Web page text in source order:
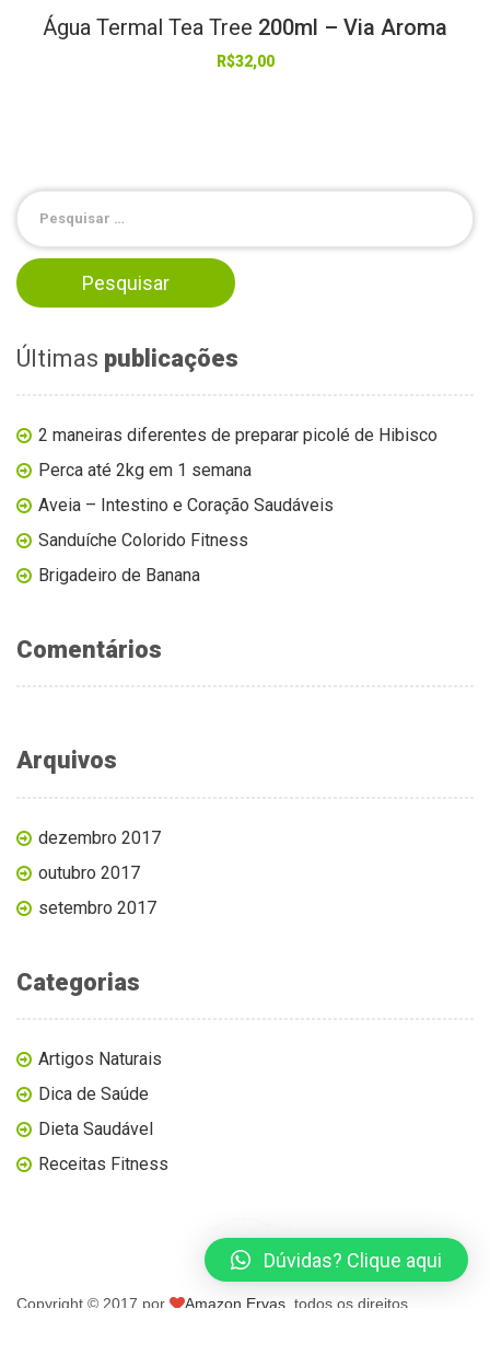
Água Termal Tea Tree 200ml – Via Aroma
R$32,00
Últimas publicações
2 maneiras diferentes de preparar picolé de Hibisco
Perca até 2kg em 1 semana
Aveia – Intestino e Coração Saudáveis
Sanduíche Colorido Fitness
Brigadeiro de Banana
Comentários
Arquivos
dezembro 2017
outubro 2017
setembro 2017
Categorias
Artigos Naturais
Dica de Saúde
Dieta Saudável
Receitas Fitness
Copyright © 2017 por Amazon Ervas , todos os direitos
Dúvidas? Clique aqui